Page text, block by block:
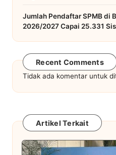
Jumlah Pendaftar SPMB di
2026/2027 Capai 25.331
Recent Comments
Tidak ada komentar untuk
Artikel Terkait